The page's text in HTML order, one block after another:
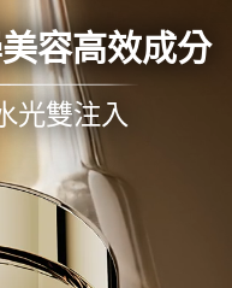
容高效成分
光雙注入